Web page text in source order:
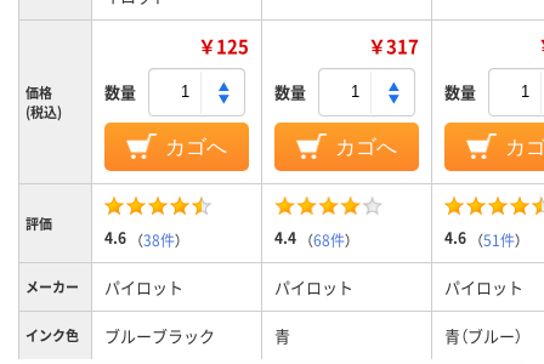
価格
(税込)
￥125
数量
カゴへ
￥317
数量
カゴへ
数量
カ
評価
4.6 （38件） 4.4 （68件） 4.6 （51件）
メーカー パイロット パイロット パイロット
インク色 ブルーブラック 青 青（ブルー）